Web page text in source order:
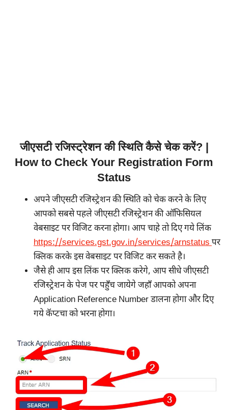
जीएसटी रजिस्ट्रेशन की स्थिति कैसे चेक करें? |
How to Check Your Registration Form
Status
अपने जीएसटी रजिस्ट्रेशन की स्थिति को चेक करने के लिए
आपको सबसे पहले जीएसटी रजिस्ट्रेशन की ऑफिसियल
वेबसाइट पर विजिट करना होगा। आप चाहे तो दिए गये लिंक
https://services.gst.gov.in/services/arnstatusपर
क्लिक करके इस वेबसाइट पर विजिट कर सकते है।
जैसे ही आप इस लिंक पर क्लिक करेगे, आप सीधे जीएसटी
रजिस्ट्रेशन के पेज पर पहुँच जायेगे जहाँ आपको अपना
Application Reference Number डालना होगा और दिए
गये कॅप्टचा को भरना होगा।